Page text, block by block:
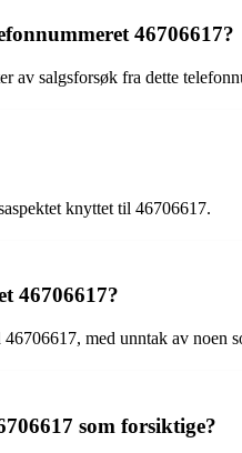
46706617?
av salgsforsøk fra dette
knyttet til 46706617.
46706617?
med unntak av noen
som forsiktige?